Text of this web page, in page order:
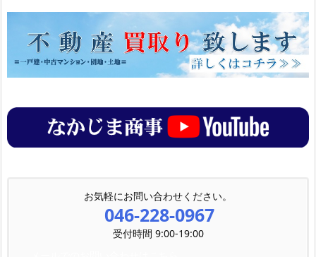
お気軽にお問い合わせください。
046-228-0967
受付時間 9:00-19:00